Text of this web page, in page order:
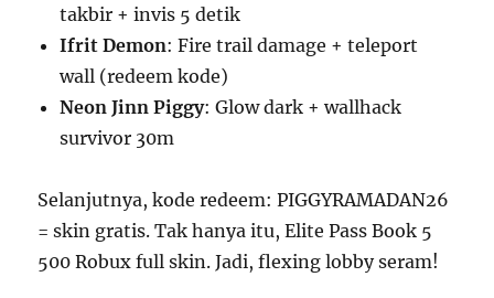
takbir + invis 5 detik
Ifrit Demon: Fire trail damage + teleport
wall (redeem kode)
Neon Jinn Piggy: Glow dark + wallhack
survivor 30m
Selanjutnya, kode redeem: PIGGYRAMADAN26
= skin gratis. Tak hanya itu, Elite Pass Book 5
500 Robux full skin. Jadi, flexing lobby seram!